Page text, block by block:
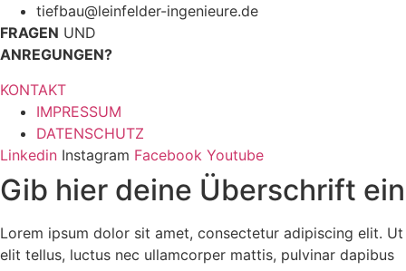
tiefbau@leinfelder-ingenieure.de
FRAGEN UND
ANREGUNGEN?
KONTAKT
IMPRESSUM
DATENSCHUTZ
Linkedin Instagram Facebook Youtube
Gib hier deine Überschrift ein
Lorem ipsum dolor sit amet, consectetur adipiscing elit. Ut
elit tellus, luctus nec ullamcorper mattis, pulvinar dapibus